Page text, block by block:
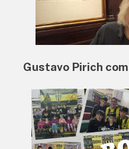
Gustavo Pirich